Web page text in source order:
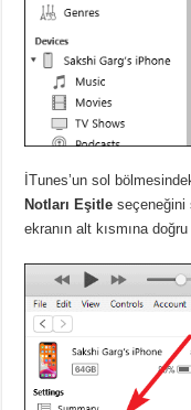
İTunes’un sol
Notları Eşitle seçeneğini
ekranın alt kısmına doğru